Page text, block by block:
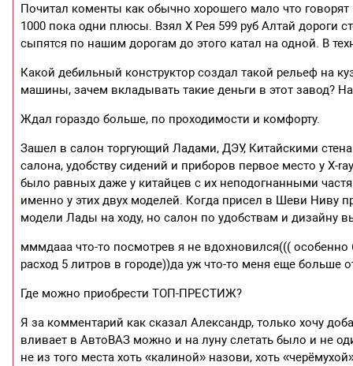
Почитал коменты как обычно хорошего мало что
1000 пока одни плюсы. Взял Х Рея 599 руб Алтай дороги
сыпятся по нашим дорогам до этого катал на одной. В
Какой дебильный конструктор создал такой рельеф на
машины, зачем вкладывать такие деньги в этот завод?
Ждал гораздо больше, по проходимости и комфорту.
Зашел в салон торгующий Ладами, ДЭУ, Китайскими
салона, удобству сидений и приборов первое место у
было равных даже у китайцев с их неподогнанными
именно у этих двух моделей. Когда присел в Шеви Ниву
модели Лады на ходу, но салон по удобствам и дизайну
мммдааа что-то посмотрев я не вдохновился(((
расход 5 литров в городе))да уж что-то меня еще больше
Где можно приобрести ТОП-ПРЕСТИЖ?
Я за комментарий как сказал Александр, только хочу
вливает в АвтоВАЗ можно и на луну слетать было и не
не из того места хоть «калиной» назови, хоть